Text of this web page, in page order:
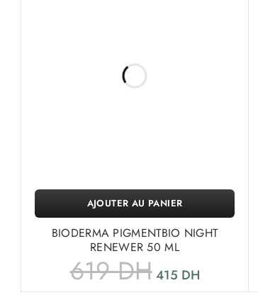
BIODERMA PIGMENTBIO NIGHT
RENEWER 50 ML
619DH 415 DH
AJOUTER AU PANIER